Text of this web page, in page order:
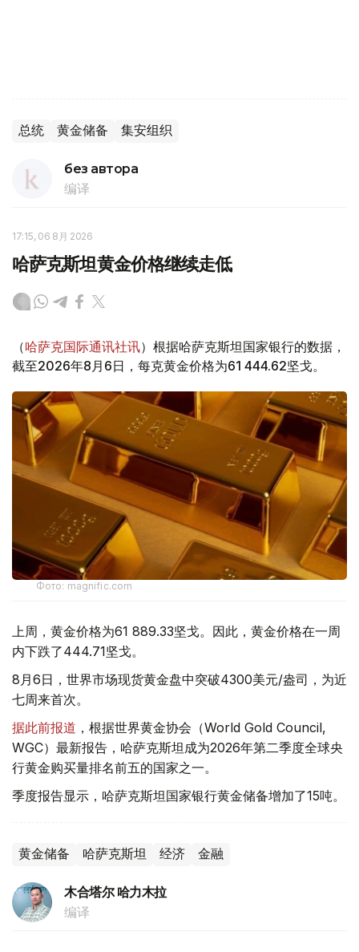
总统 黄金储备 集安组织
без автора
编译
17:15, 06 8月 2026
哈萨克斯坦黄金价格继续走低
（哈萨克国际通讯社讯）根据哈萨克斯坦国家银行的数据，
截至2026年8月6日，每克黄金价格为61 444.62坚戈。
Фото: magnific.com
上周，黄金价格为61 889.33坚戈。因此，黄金价格在一周
内下跌了444.71坚戈。
8月6日，世界市场现货黄金盘中突破4300美元/盎司，为近
七周来首次。
据此前报道 ，根据世界黄金协会（World Gold Council,
WGC）最新报告，哈萨克斯坦成为2026年第二季度全球央
行黄金购买量排名前五的国家之一。
季度报告显示，哈萨克斯坦国家银行黄金储备增加了15吨。
黄金储备 哈萨克斯坦 经济 金融
木合塔尔 哈力木拉
编译